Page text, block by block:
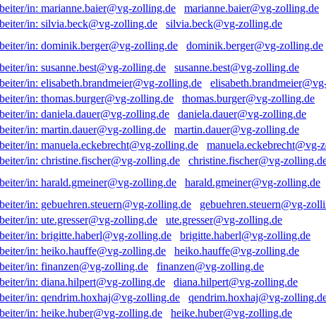
marianne.baier@vg-zolling.de
silvia.beck@vg-zolling.de
dominik.berger@vg-zolling.de
susanne.best@vg-zolling.de
thomas.burger@vg-zolling.de
daniela.dauer@vg-zolling.de
martin.dauer@vg-zolling.de
manuela.eckebrecht@vg-
christine.fischer@vg-
harald.gmeiner@vg-zolling.de
gebuehren.steuern@vg-
ute.gresser@vg-zolling.de
brigitte.haberl@vg-zolling.de
heiko.hauffe@vg-zolling.de
finanzen@vg-zolling.de
diana.hilpert@vg-zolling.de
qendrim.hoxhaj@vg-
heike.huber@vg-zolling.de